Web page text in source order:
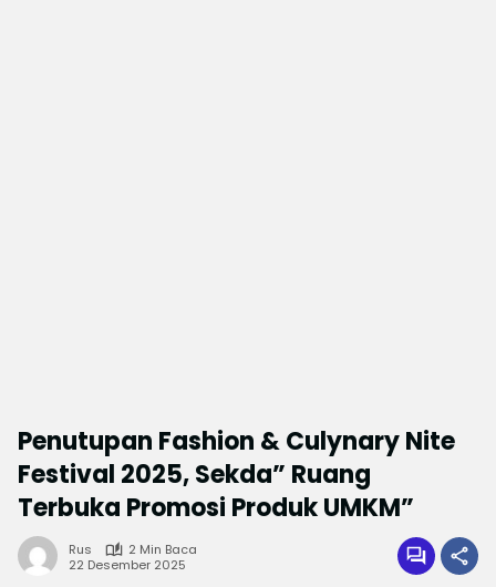
Penutupan Fashion & Culynary Nite
Festival 2025, Sekda” Ruang
Terbuka Promosi Produk UMKM”
Rus
2 Min Baca
22 Desember 2025